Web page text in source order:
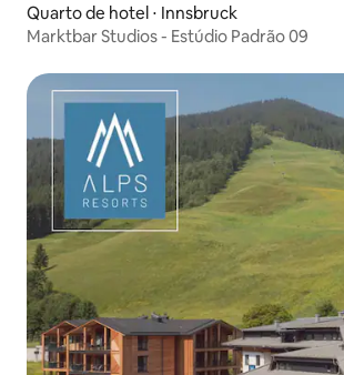
Quarto de hotel ⋅ Innsbruck
Marktbar Studios - Estúdio Padrão 09